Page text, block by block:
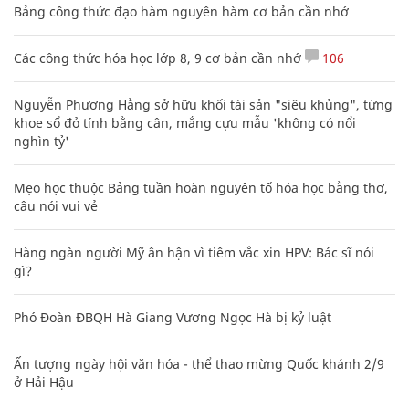
Bảng công thức đạo hàm nguyên hàm cơ bản cần nhớ
Các công thức hóa học lớp 8, 9 cơ bản cần nhớ 106
Nguyễn Phương Hằng sở hữu khối tài sản "siêu khủng", từng
khoe sổ đỏ tính bằng cân, mắng cựu mẫu 'không có nổi
nghìn tỷ'
Mẹo học thuộc Bảng tuần hoàn nguyên tố hóa học bằng thơ,
câu nói vui vẻ
Hàng ngàn người Mỹ ân hận vì tiêm vắc xin HPV: Bác sĩ nói
gì?
Phó Đoàn ĐBQH Hà Giang Vương Ngọc Hà bị kỷ luật
Ấn tượng ngày hội văn hóa - thể thao mừng Quốc khánh 2/9
ở Hải Hậu